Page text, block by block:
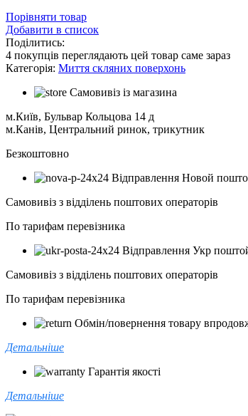
Порівняти товар
Добавити в список
Поділитись:
4 покупців переглядають цей товар саме зараз
Категорія: Миття скляних поверхонь
Самовивіз із магазина
м.Київ, Бульвар Кольцова 14 д
м.Канів, Центральний ринок, трикутник
Безкоштовно
Відправлення Новой
Самовивіз з відділень поштових операторів
По тарифам перевізника
Відправлення Укр
Самовивіз з відділень поштових операторів
По тарифам перевізника
Обмін/повернення товару
Детальніше
Гарантія якості
Детальніше